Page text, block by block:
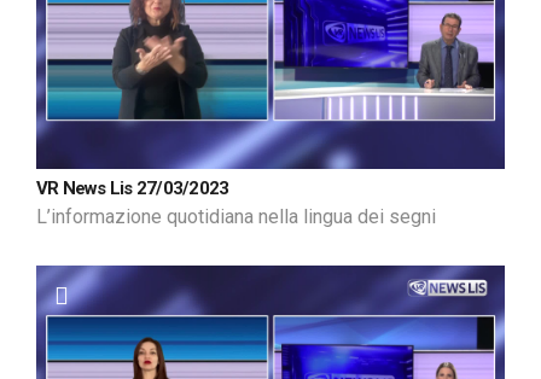
VR News Lis 27/03/2023
L’informazione quotidiana nella lingua dei segni